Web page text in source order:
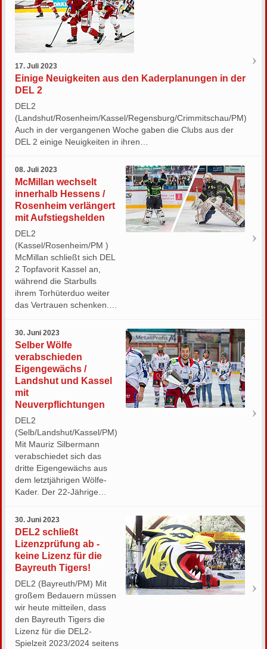
17. Juli 2023
Einige Neuigkeiten aus den Kaderplanungen in der
DEL 2
DEL2
(Landshut/Rosenheim/Kassel/Regensburg/Crimmitschau/PM)
Auch in der vergangenen Woche gaben die Clubs aus der
DEL 2 einige Neuigkeiten in ihren…
08. Juli 2023
McMillan wechselt
innerhalb Hessens /
Rosenheim verlängert
mit Aufstiegshelden
DEL2
(Kassel/Rosenheim/PM )
McMillan schließt sich DEL
2 Topfavorit Kassel an,
während die Starbulls
ihrem Torhüterduo weiter
das Vertrauen schenken.…
30. Juni 2023
Selber Wölfe
verabschieden
Eigengewächs /
Landshut und Kassel
mit
Neuverpflichtungen
DEL2
(Selb/Landshut/Kassel/PM)
Mit Mauriz Silbermann
verabschiedet sich das
dritte Eigengewächs aus
dem letztjährigen Wölfe-
Kader. Der 22-Jährige…
30. Juni 2023
DEL2 schließt
Lizenzprüfung ab -
keine Lizenz für die
Bayreuth Tigers!
DEL2 (Bayreuth/PM) Mit
großem Bedauern müssen
wir heute mitteilen, dass
den Bayreuth Tigers die
Lizenz für die DEL2-
Spielzeit 2023/2024 seitens